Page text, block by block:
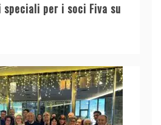
per i soci Fiva su